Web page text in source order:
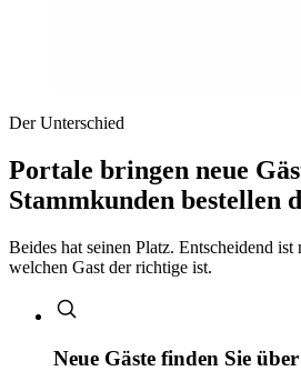
Der Unterschied
Portale bringen neue
Stammkunden bestellen
Beides hat seinen Platz. Entscheidend
welchen Gast der richtige ist.
Neue Gäste finden Sie